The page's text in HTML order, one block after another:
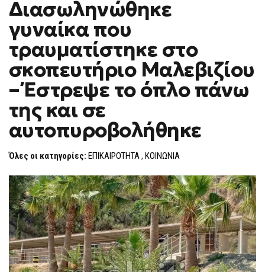
ΔΙΑΣΩΛΗΝΏΘΗΚΕ
ΓΥΝΑΊΚΑ
ΣΤΟ
ΣΚΟΠΕΥΤΉΡΙΟ
ΜΑΛΕΒΙΖΊΟΥ
–
ΈΣΤΡΕΨΕ
ΤΟ
ΌΠΛΟ
ΚΑΙ
ΑΥΤΟΠΥΡΟΒΟΛΉΘΗΚΕ
Διασωληνώθηκε
γυναίκα που
τραυματίστηκε στο
σκοπευτήριο Μαλεβιζίου
– Έστρεψε το όπλο πάνω
της και σε
αυτοπυροβολήθηκε
Όλες οι κατηγορίες: ΕΠΙΚΑΙΡΟΤΗΤΑ, ΚΟΙΝΩΝΙΑ